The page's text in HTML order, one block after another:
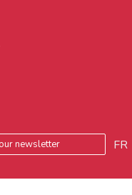
FR